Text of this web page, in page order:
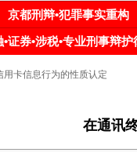
京都刑辩•犯罪事实重构
•证券•涉税•专业刑事辩护
卡信息行为的性质认定
在通讯